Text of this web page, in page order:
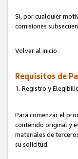
Si, por cualquier
comisiones
Volver al inicio
Requisitos de
1. Registro y
Para comenzar el
contenido original y
materiales de
su solicitud.